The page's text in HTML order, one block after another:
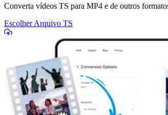
Converta vídeos TS para MP4 e de outros
Escolher Arquivo TS